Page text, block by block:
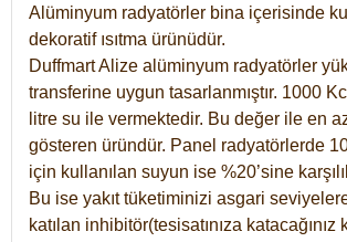
Alüminyum radyatörler bina içerisinde
dekoratif ısıtma ürünüdür.
Duffmart Alize alüminyum radyatörler
transferine uygun tasarlanmıştır. 1000
litre su ile vermektedir. Bu değer ile en
gösteren üründür. Panel radyatörlerde
için kullanılan suyun ise %20’sine
Bu ise yakıt tüketiminizi asgari
katılan inhibitör(tesisatınıza katacağınız